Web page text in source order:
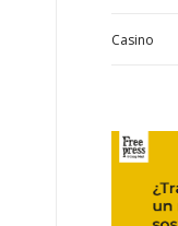
Casino